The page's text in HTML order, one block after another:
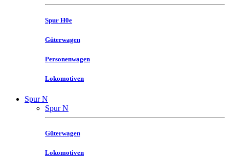
Spur H0e
Güterwagen
Personenwagen
Lokomotiven
Spur N
Spur N
Güterwagen
Lokomotiven